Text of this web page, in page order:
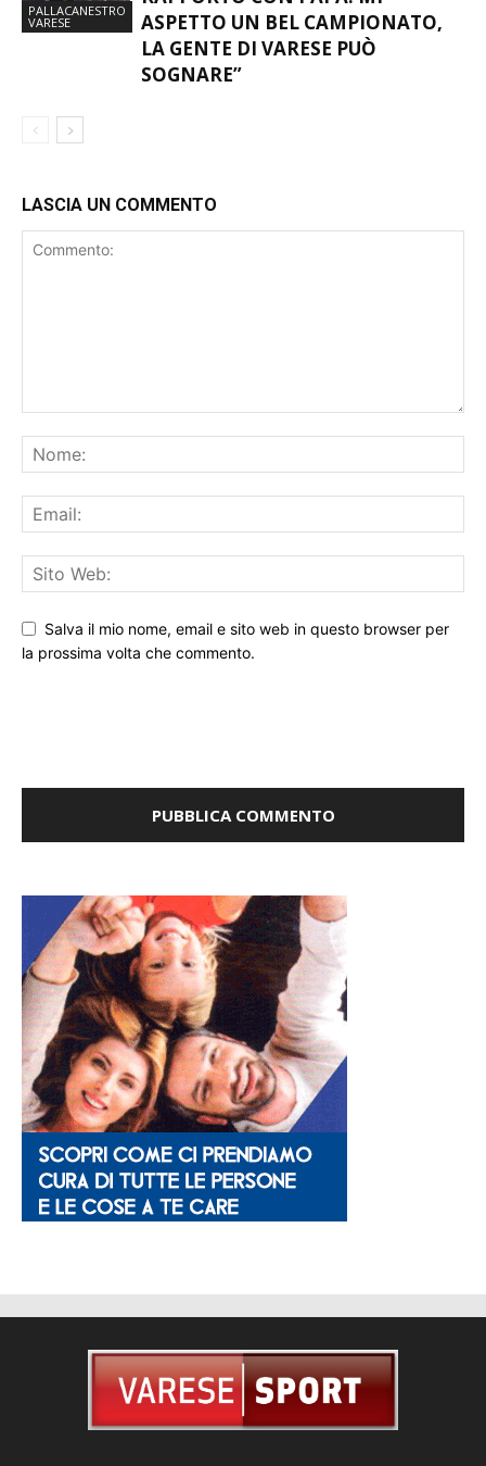
PALLACANESTRO
VARESE
ASPETTO UN BEL CAMPIONATO,
LA GENTE DI VARESE PUÒ
SOGNARE”
LASCIA UN COMMENTO
Salva il mio nome, email e sito web in questo browser per
la prossima volta che commento.